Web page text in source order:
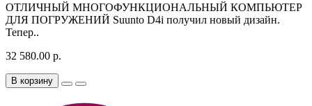
ОТЛИЧНЫЙ МНОГОФУНКЦИОНАЛЬНЫЙ КОМПЬЮТЕР
ДЛЯ ПОГРУЖЕНИЙ Suunto D4i получил новый дизайн.
Тепер..
32 580.00 р.
В корзину